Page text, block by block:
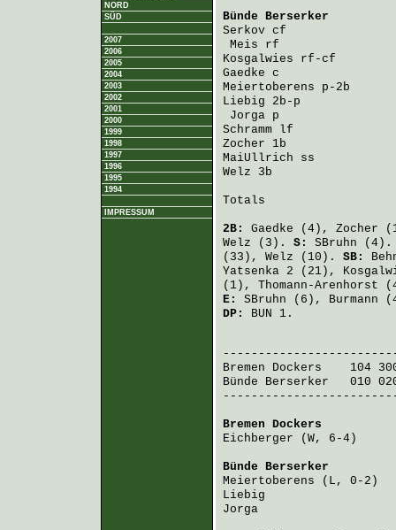
NORD
SÜD
2007
2006
2005
2004
2003
2002
2001
2000
1999
1998
1997
1996
1995
1994
IMPRESSUM
Bünde Berserker
Serkov cf
Meis rf
Kosgalwies rf-cf
Gaedke c
Meiertoberens p-2b
Liebig 2b-p
Jorga p
Schramm lf
Zocher 1b
MaiUllrich ss
Welz 3b
Totals
2B: Gaedke (4), Zocher
Welz (3). S: SBruhn
(33), Welz (10). SB:
Yatsenka 2 (21),
(1), Thomann-Arenhorst
E: SBruhn (6), Burmann
DP:
BUN 1.
Bremen Dockers
104
Bünde Berserker
010
Bremen Dockers
Eichberger (W, 6-4)
Bünde Berserker
Meiertoberens (L, 0-2)
Liebig
Jorga